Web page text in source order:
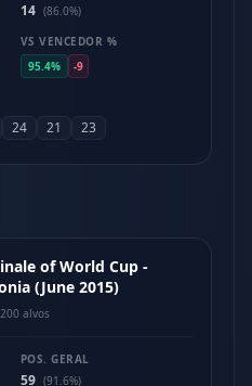
14 (86.0%)
VS VENCEDOR %
95.4%
-9
24 21 23
of World Cup -
(June 2015)
200 alvos
POS. GERAL
59 (91.6%)